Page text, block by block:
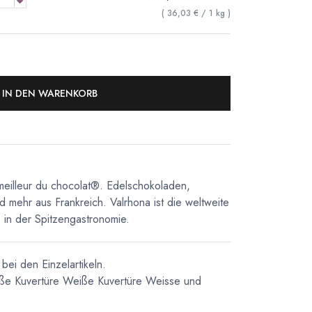
( 36,03 € / 1 kg )
IN DEN WARENKORB
du chocolat®. Edelschokoladen,
mehr aus Frankreich. Valrhona ist die weltweite
der Spitzengastronomie.
den Einzelartikeln.
Kuvertüre Weiße Kuvertüre Weisse und